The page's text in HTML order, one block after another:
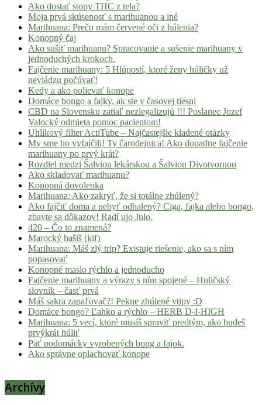
Ako dostať stopy THC z tela?
Moja prvá skúsenosť s marihuanou a iné
Marihuana: Prečo mám červené oči z húlenia?
Konopný čaj
Ako sušiť marihuanu? Spracovanie a sušenie marihuany v
jednoduchých krokoch.
Fajčenie marihuany: 5 Hlúpostí, ktoré ženy húličky už
nevládzu počúvať!
Kedy a ako polievať konope
Domáce bongo a fajky, ak ste v časovej tiesni
CBD na Slovensku zatiaľ nezlegalizujú !!! Poslanec Jozef
Valocký odmieta pomoc pacientom!
Uhlíkový filter ActiTube – Najčastejšie kladené otázky
My sme ho vyfajčili! Ty čarodejnica! Ako dopadne fajčenie
marihuany po prvý krát?
Rozdiel medzi Šalviou lekárskou a Šalviou Divotvornou
Ako skladovať marihuanu?
Konopná dovolenka
Marihuana: Ako zakryť, že si totálne zhúlený?
Ako fajčiť doma a nebyť odhalený? Ciga, fajka alebo bongo,
zbavte sa dôkazov! Radí ujo Julo.
420 – Čo to znamená?
Marocký hašiš (kif)
Marihuana: Máš zlý trip? Existuje riešenie, ako sa s ním
popasovať
Konopné maslo rýchlo a jednoducho
Fajčenie marihuany a výrazy s ním spojené – Huličský
slovník – časť prvá
Máš sakra zapaľovač?! Pekne zhúlené vtipy :D
Domáce bongo? Ľahko a rýchlo – HERB D-I-HIGH
Marihuana: 5 vecí, ktoré musíš spraviť predtým, ako budeš
prvýkrát húliť
Päť podomácky vyrobených bong a fajok.
Ako správne oplachovať konope
Archívy